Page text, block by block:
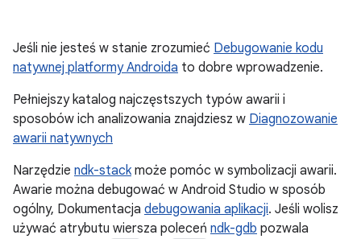
Jeśli nie jesteś w stanie zrozumieć Debugowanie kodu
natywnej platformy Androida to dobre wprowadzenie.
Pełniejszy katalog najczęstszych typów awarii i
sposobów ich analizowania znajdziesz w Diagnozowanie
awarii natywnych
Narzędzie ndk-stackmoże pomóc w symbolizacji awarii.
Awarie można debugować w Android Studio w sposób
ogólny, Dokumentacja debugowania aplikacji. Jeśli wolisz
używać atrybutu wiersza poleceń ndk-gdb pozwala